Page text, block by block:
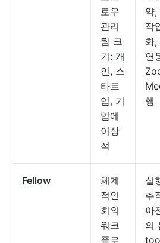
로우
관리
팀 크
기: 개
인, 스
타트
업, 기
업에
이상
적
약
작
화,
연
행
Fellow
체계
적인
회의
워크
플로
실
추
아
의